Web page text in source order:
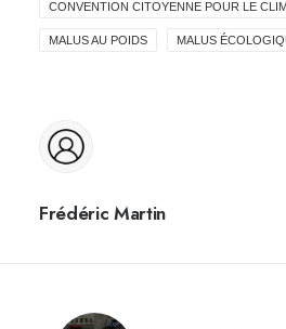
CONVENTION CITOYENNE POUR LE
MALUS AU POIDS MALUS
Frédéric Martin